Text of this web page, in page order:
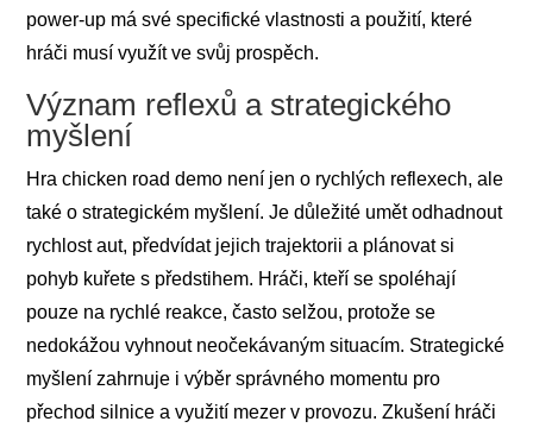
power-up má své specifické vlastnosti a použití, které
hráči musí využít ve svůj prospěch.
Význam reflexů a strategického
myšlení
Hra chicken road demo není jen o rychlých reflexech, ale
také o strategickém myšlení. Je důležité umět odhadnout
rychlost aut, předvídat jejich trajektorii a plánovat si
pohyb kuřete s předstihem. Hráči, kteří se spoléhají
pouze na rychlé reakce, často selžou, protože se
nedokážou vyhnout neočekávaným situacím. Strategické
myšlení zahrnuje i výběr správného momentu pro
přechod silnice a využití mezer v provozu. Zkušení hráči